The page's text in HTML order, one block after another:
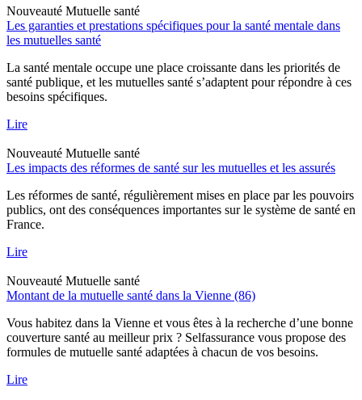
Nouveauté Mutuelle santé
Les garanties et prestations spécifiques pour la santé mentale dans
les mutuelles santé
La santé mentale occupe une place croissante dans les priorités de
santé publique, et les mutuelles santé s’adaptent pour répondre à ces
besoins spécifiques.
Lire
Nouveauté Mutuelle santé
Les impacts des réformes de santé sur les mutuelles et les assurés
Les réformes de santé, régulièrement mises en place par les pouvoirs
publics, ont des conséquences importantes sur le système de santé en
France.
Lire
Nouveauté Mutuelle santé
Montant de la mutuelle santé dans la Vienne (86)
Vous habitez dans la Vienne et vous êtes à la recherche d’une bonne
couverture santé au meilleur prix ? Selfassurance vous propose des
formules de mutuelle santé adaptées à chacun de vos besoins.
Lire